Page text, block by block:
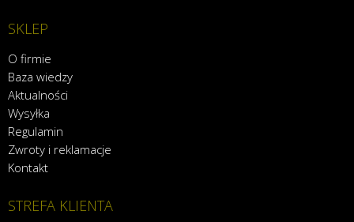
SKLEP
O firmie
Baza wiedzy
Aktualności
Wysyłka
Regulamin
Zwroty i reklamacje
Kontakt
STREFA KLIENTA